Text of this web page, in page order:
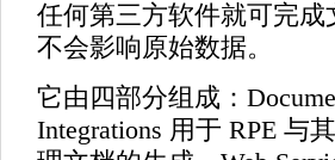
任何第三方软件就可完
不会影响原始数据。
它由四部分组成：
Integrations 用于 RPE 与